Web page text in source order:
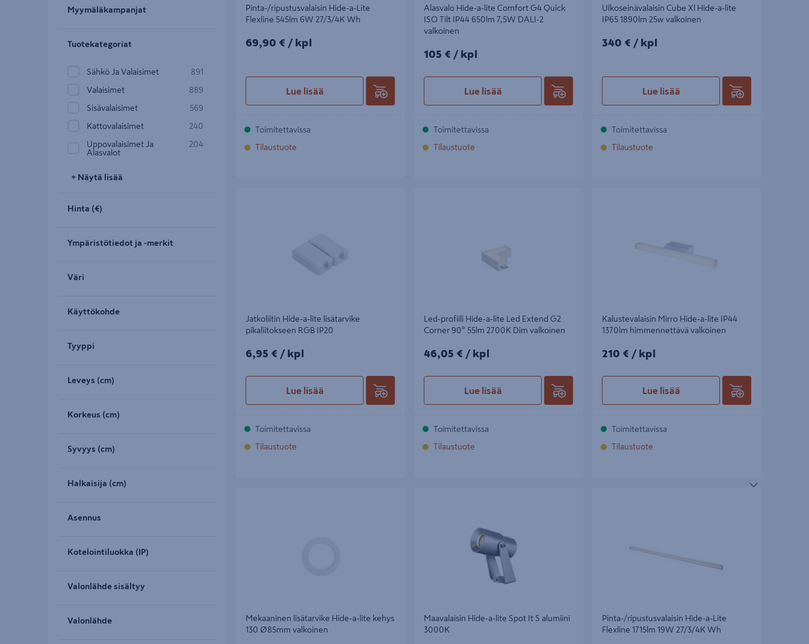
Myymäläkampanjat
Tuotekategoriat
Sähkö Ja Valaisimet 891
Valaisimet 889
Sisävalaisimet 569
Kattovalaisimet 240
Uppovalaisimet Ja
Alasvalot
204
+ Näytä lisää
Hinta (€)
Ympäristötiedot ja -merkit
Väri
Käyttökohde
Tyyppi
Leveys (cm)
Korkeus (cm)
Syvyys (cm)
Halkaisija (cm)
Asennus
Kotelointiluokka (IP)
Valonlähde sisältyy
Valonlähde
Pinta-/ripustusvalaisin Hide-a-Lite
Flexline 545lm 6W 27/3/4K Wh
69,90€/kpl
69,90 € / kpl
Lue lisää
Toimitettavissa
Tilaustuote
Alasvalo Hide-a-lite Comfort G4 Quick
ISO Tilt IP44 650lm 7,5W DALI-2
valkoinen
105€/kpl
105 € / kpl
Lue lisää
Toimitettavissa
Tilaustuote
Ulkoseinävalaisin Cube Xl Hide-a-lite
IP65 1890lm 25w valkoinen
340€/kpl
340 € / kpl
Lue lisää
Toimitettavissa
Tilaustuote
Jatkoliitin Hide-a-lite lisätarvike
pikaliitokseen RGB IP20
6,95€/kpl
6,95 € / kpl
Lue lisää
Toimitettavissa
Tilaustuote
Led-profiili Hide-a-lite Led Extend G2
Corner 90° 55lm 2700K Dim valkoinen
46,05€/kpl
46,05 € / kpl
Lue lisää
Toimitettavissa
Tilaustuote
Kalustevalaisin Mirro Hide-a-lite IP44
1370lm himmennettävä valkoinen
210€/kpl
210 € / kpl
Lue lisää
Toimitettavissa
Tilaustuote
Mekaaninen lisätarvike Hide-a-lite kehys
130 Ø85mm valkoinen
Maavalaisin Hide-a-lite Spot It S alumiini
3000K
Pinta-/ripustusvalaisin Hide-a-Lite
Flexline 1715lm 19W 27/3/4K Wh